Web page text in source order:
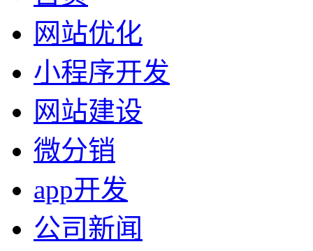
网站优化
小程序开发
网站建设
微分销
app开发
公司新闻